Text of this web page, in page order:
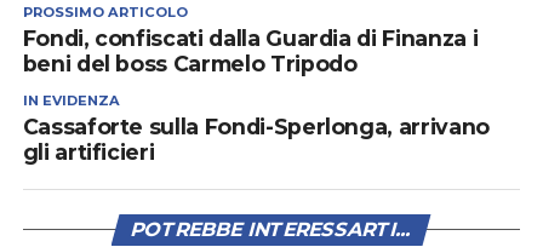
PROSSIMO ARTICOLO
Fondi, confiscati dalla Guardia di Finanza i
beni del boss Carmelo Tripodo
IN EVIDENZA
Cassaforte sulla Fondi-Sperlonga, arrivano
gli artificieri
POTREBBE INTERESSARTI...